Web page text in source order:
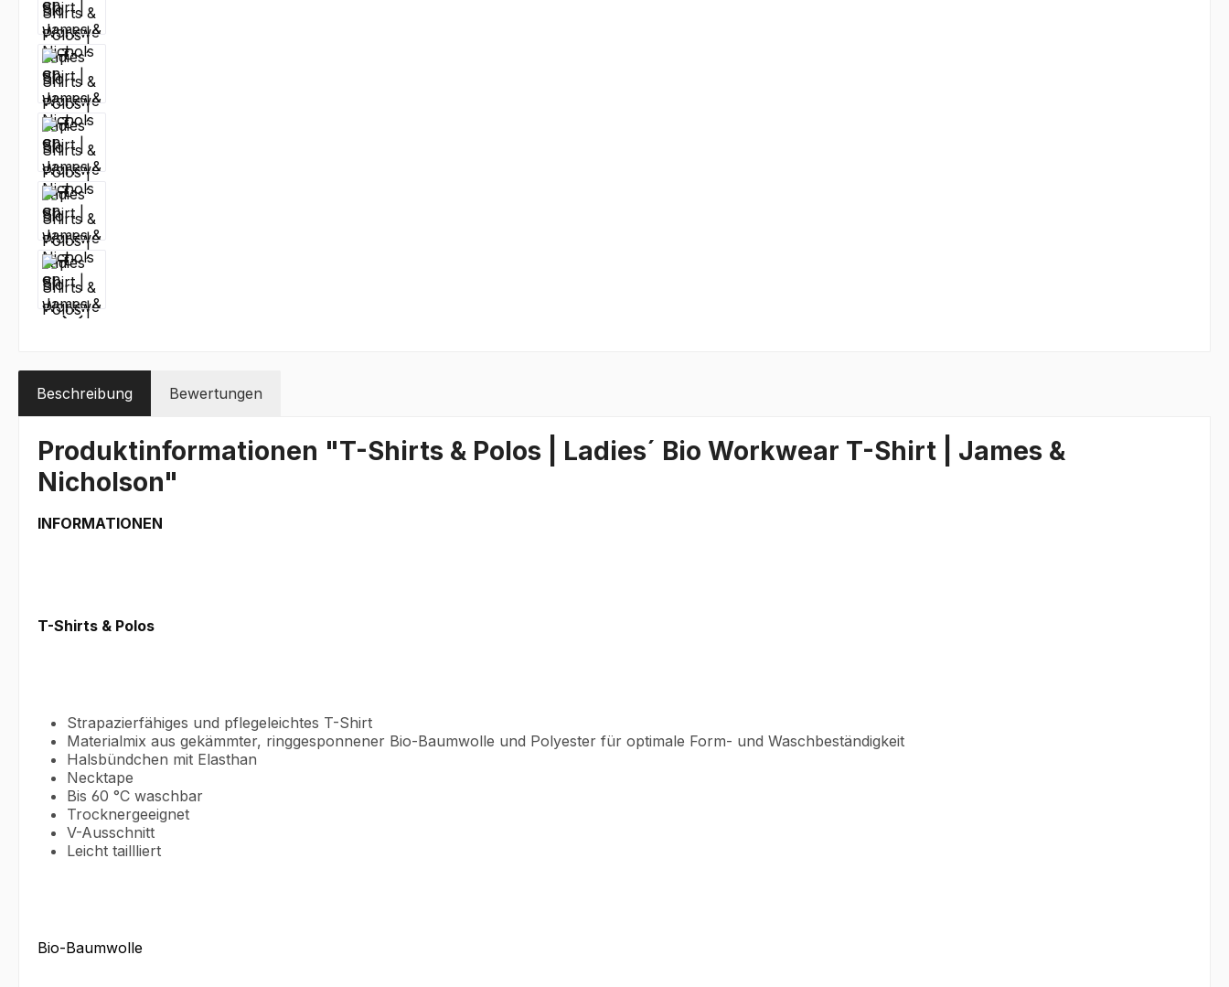
Beschreibung Bewertungen
Produktinformationen "T-Shirts & Polos | Ladies´ Bio Workwear T-Shirt | James &
Nicholson"
INFORMATIONEN
T-Shirts & Polos
Strapazierfähiges und pflegeleichtes T-Shirt
Materialmix aus gekämmter, ringgesponnener Bio-Baumwolle und Polyester für optimale Form- und Waschbeständigkeit
Halsbündchen mit Elasthan
Necktape
Bis 60 °C waschbar
Trocknergeeignet
V-Ausschnitt
Leicht taillliert
Bio-Baumwolle